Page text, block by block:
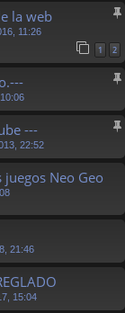
la web
11:26
1 2
---
22:52
Neo Geo
21:46
15:04